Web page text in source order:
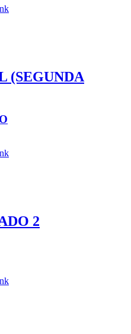
(SEGUNDA
2